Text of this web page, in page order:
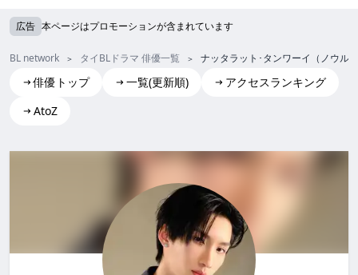
広告 本ページはプロモーションが含まれています
BL network タイBLドラマ 俳優一覧 ナッタラット･タンワーイ（ノウル）
俳優トップ 一覧(更新順)
アクセスランキング
AtoZ
Nuttarat Tangwai(Noeul)
ナッタラット･タンワーイ (ノウル)